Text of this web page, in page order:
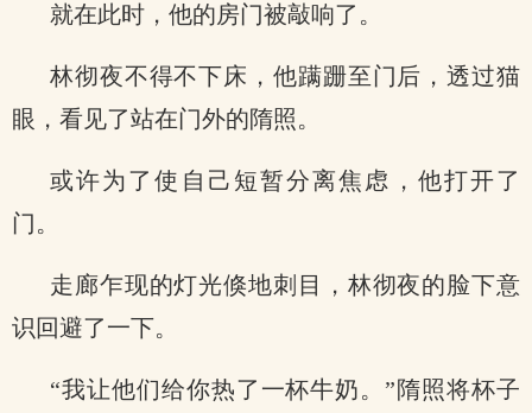
就在此时，他的房门被敲响了。
林彻夜不得不下床，他蹒跚至门后，透过猫
眼，看见了站在门外的隋照。
或许为了使自己短暂分离焦虑，他打开了
门。
走廊乍现的灯光倏地刺目，林彻夜的脸下意
识回避了一下。
“我让他们给你热了一杯牛奶。”隋照将杯子